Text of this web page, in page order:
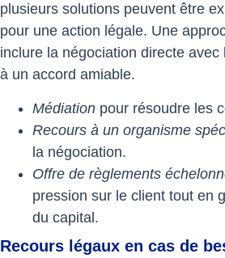
plusieurs solutions peuvent être
pour une action légale. Une
inclure la négociation directe
à un accord amiable.
Médiation pour résoudre les
Recours à un organisme
la négociation.
Offre de règlements
pression sur le client tout en
du capital.
Recours légaux en cas de